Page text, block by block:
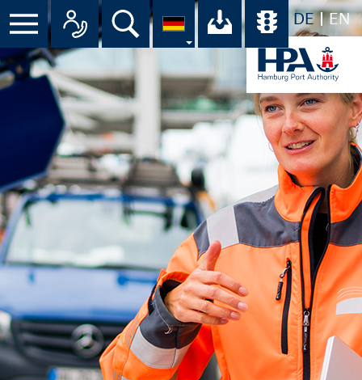
DE EN
Menü Alle Ansprechpartner im
Suche Ihr Download-